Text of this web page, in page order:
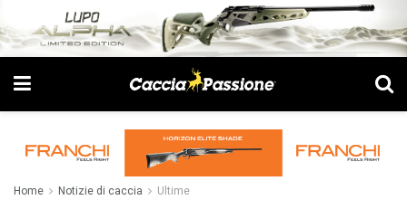
Home Notizie di caccia Ultime